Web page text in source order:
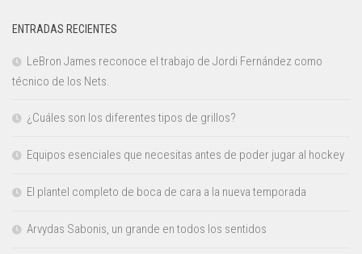
ENTRADAS RECIENTES
LeBron James reconoce el trabajo de Jordi Fernández como
técnico de los Nets.
¿Cuáles son los diferentes tipos de grillos?
Equipos esenciales que necesitas antes de poder jugar al hockey
El plantel completo de boca de cara a la nueva temporada
Arvydas Sabonis, un grande en todos los sentidos